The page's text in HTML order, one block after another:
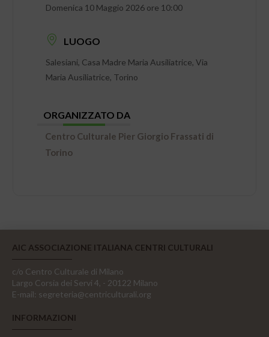
Domenica 10 Maggio 2026 ore 10:00
LUOGO
Salesiani, Casa Madre Maria Ausiliatrice, Via
Maria Ausiliatrice, Torino
ORGANIZZATO DA
Centro Culturale Pier Giorgio Frassati di
Torino
AIC ASSOCIAZIONE ITALIANA CENTRI CULTURALI
c/o Centro Culturale di Milano
Largo Corsia dei Servi 4, - 20122 Milano
E-mail: segreteria@centriculturali.org
INFORMAZIONI